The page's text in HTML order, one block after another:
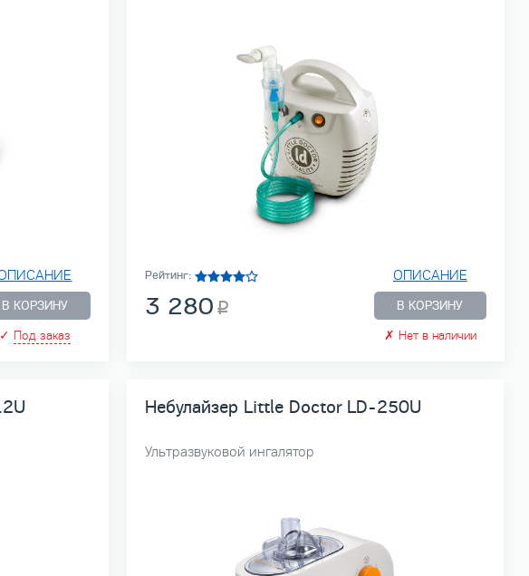
В КОРЗИНУ
✓ Под заказ
ОПИСАНИЕ
В КОРЗИНУ
✗ Нет в наличии
Рейтинг:
3 280
Небулайзер Little Doctor LD-250U
Ультразвуковой ингалятор